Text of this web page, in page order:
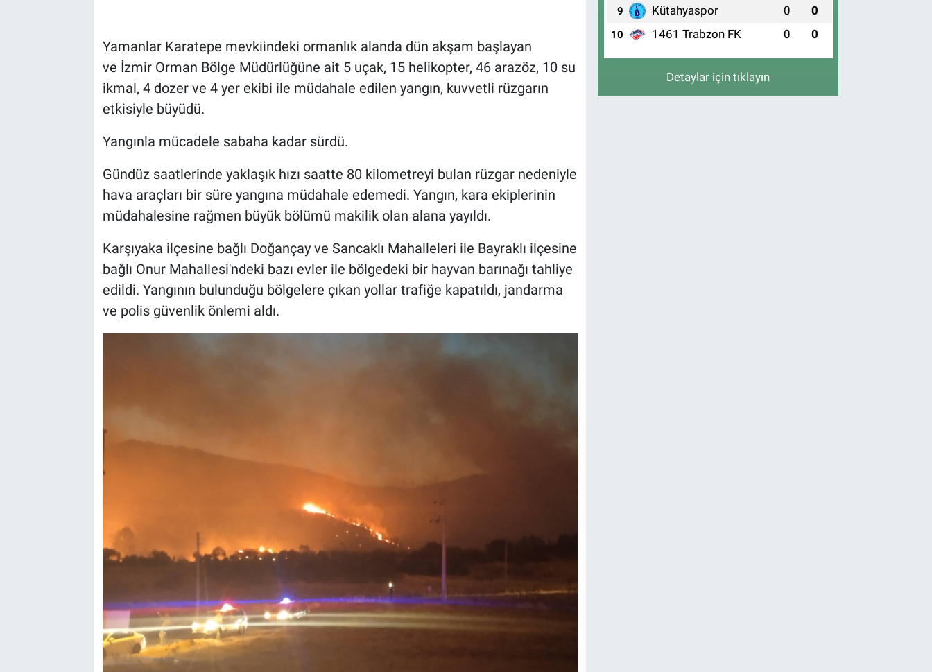
Yamanlar Karatepe mevkiindeki ormanlık alanda dün akşam başlayan
ve İzmir Orman Bölge Müdürlüğüne ait 5 uçak, 15 helikopter, 46 arazöz, 10 su
ikmal, 4 dozer ve 4 yer ekibi ile müdahale edilen yangın, kuvvetli rüzgarın
etkisiyle büyüdü.
Yangınla mücadele sabaha kadar sürdü.
Gündüz saatlerinde yaklaşık hızı saatte 80 kilometreyi bulan rüzgar nedeniyle
hava araçları bir süre yangına müdahale edemedi. Yangın, kara ekiplerinin
müdahalesine rağmen büyük bölümü makilik olan alana yayıldı.
Karşıyaka ilçesine bağlı Doğançay ve Sancaklı Mahalleleri ile Bayraklı ilçesine
bağlı Onur Mahallesi'ndeki bazı evler ile bölgedeki bir hayvan barınağı tahliye
edildi. Yangının bulunduğu bölgelere çıkan yollar trafiğe kapatıldı, jandarma
ve polis güvenlik önlemi aldı.
9 Kütahyaspor 0 0
10 1461 Trabzon FK 0 0
Detaylar için tıklayın